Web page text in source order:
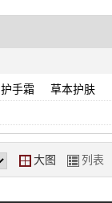
护手霜
草本护肤
Y 大图 Z 列表